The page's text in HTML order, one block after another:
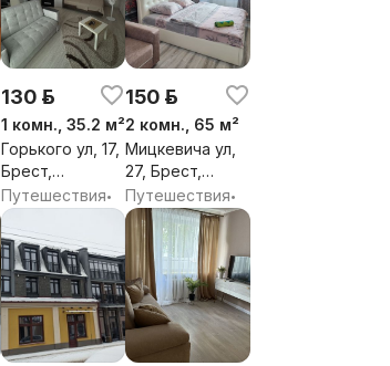
130 р.
1 комн., 35.2 м²
Горького ул, 17,
Брест,
Брестская обл.
Путешествия•
150 р.
2 комн., 65 м²
Мицкевича ул,
27, Брест,
Брестская обл.
Путешествия•